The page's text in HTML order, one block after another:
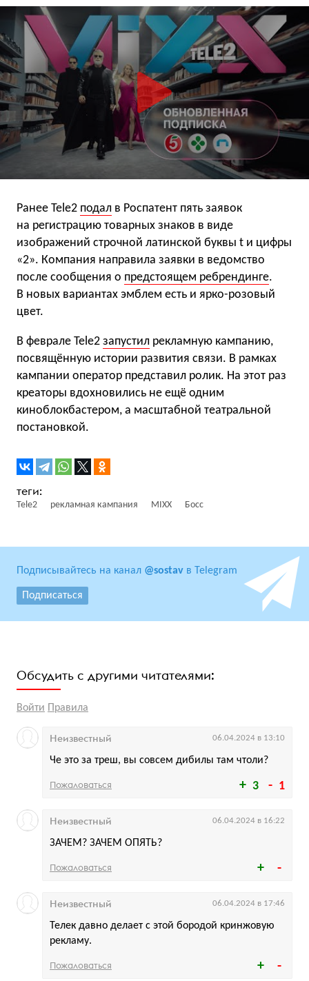
Ранее Tele2 подал в Роспатент пять заявок
на регистрацию товарных знаков в виде
изображений строчной латинской буквы t и цифры
«2». Компания направила заявки в ведомство
после сообщения о предстоящем ребрендинге.
В новых вариантах эмблем есть и ярко-розовый
цвет.
В феврале Tele2 запустил рекламную кампанию,
посвящённую истории развития связи. В рамках
кампании оператор представил ролик. На этот раз
креаторы вдохновились не ещё одним
киноблокбастером, а масштабной театральной
постановкой.
Tele2 рекламная кампания MIXX Босс
Подписывайтесь на канал @sostav в Telegram
Подписаться
Обсудить с другими читателями:
Войти Правила
3 1
Че это за треш, вы совсем дибилы там чтоли?
Неизвестный 06.04.2024 в 13:10
Пожаловаться
ЗАЧЕМ? ЗАЧЕМ ОПЯТЬ?
Неизвестный 06.04.2024 в 16:22
Пожаловаться
Телек давно делает с этой бородой кринжовую
рекламу.
Неизвестный 06.04.2024 в 17:46
Пожаловаться